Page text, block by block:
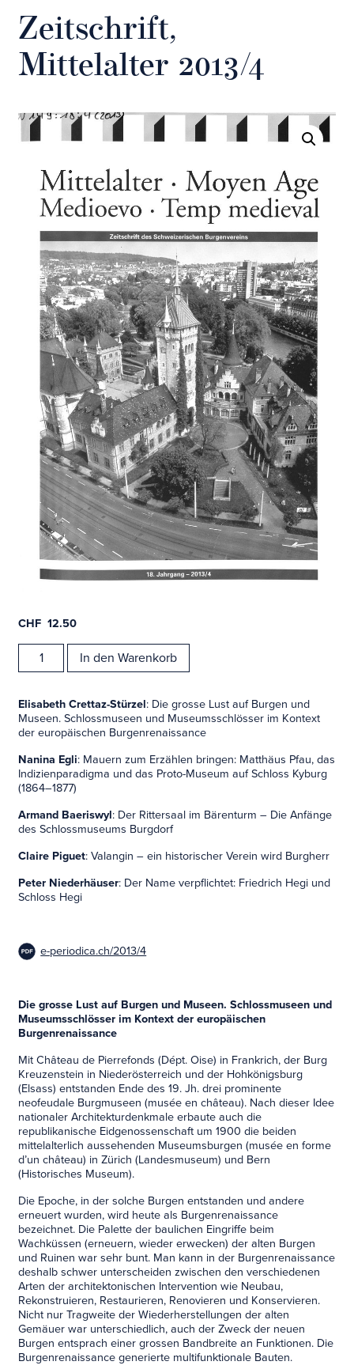
Zeitschrift,
Mittelalter 2013/4
CHF 12.50
Zeitschrift,
Mittelalter
Menge
In den Warenkorb
Elisabeth Crettaz-Stürzel: Die grosse Lust auf Burgen und
Museen. Schlossmuseen und Museumsschlösser im Kontext
der europäischen Burgenrenaissance
Nanina Egli: Mauern zum Erzählen bringen: Matthäus Pfau, das
Indizienparadigma und das Proto-Museum auf Schloss Kyburg
(1864–1877)
Armand Baeriswyl: Der Rittersaal im Bärenturm – Die Anfänge
des Schlossmuseums Burgdorf
Claire Piguet: Valangin – ein historischer Verein wird Burgherr
Peter Niederhäuser: Der Name verpflichtet: Friedrich Hegi und
Schloss Hegi
e-periodica.ch/2013/4
Die grosse Lust auf Burgen und Museen. Schlossmuseen und
Museumsschlösser im Kontext der europäischen
Burgenrenaissance
Mit Château de Pierrefonds (Dépt. Oise) in Frankrich, der Burg
Kreuzenstein in Niederösterreich und der Hohkönigsburg
(Elsass) entstanden Ende des 19. Jh. drei prominente
neofeudale Burgmuseen (musée en château). Nach dieser Idee
nationaler Architekturdenkmale erbaute auch die
republikanische Eidgenossenschaft um 1900 die beiden
mittelalterlich aussehenden Museumsburgen (musée en forme
d’un château) in Zürich (Landesmuseum) und Bern
(Historisches Museum).
Die Epoche, in der solche Burgen entstanden und andere
erneuert wurden, wird heute als Burgenrenaissance
bezeichnet. Die Palette der baulichen Eingriffe beim
Wachküssen (erneuern, wieder erwecken) der alten Burgen
und Ruinen war sehr bunt. Man kann in der Burgenrenaissance
deshalb schwer unterscheiden zwischen den verschiedenen
Arten der architektonischen Intervention wie Neubau,
Rekonstruieren, Restaurieren, Renovieren und Konservieren.
Nicht nur Tragweite der Wiederherstellungen der alten
Gemäuer war unterschiedlich, auch der Zweck der neuen
Burgen entsprach einer grossen Bandbreite an Funktionen. Die
Burgenrenaissance generierte multifunktionale Bauten.